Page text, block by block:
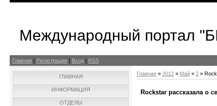
Международный портал
Главная | Регистрация | Вход | RSS
ГЛАВНАЯ
ИНФОРМАЦИЯ
ОТДЕЛЫ
Главная » 2012 » Май » 2 »
Rockstar рассказала о